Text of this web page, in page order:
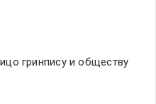
гринпису и обществу